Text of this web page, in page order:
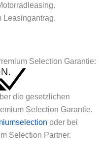
Leasingantrag.
Selection Garantie:
die gesetzlichen
Selection Garantie.
oder bei
Selection Partner.